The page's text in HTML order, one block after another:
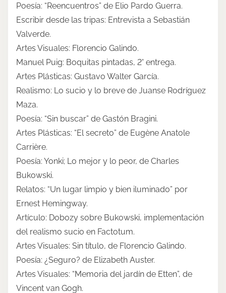
Poesía: “Reencuentros” de Elio Pardo Guerra.
Escribir desde las tripas: Entrevista a Sebastián
Valverde.
Artes Visuales: Florencio Galindo.
Manuel Puig: Boquitas pintadas, 2° entrega.
Artes Plásticas: Gustavo Walter García.
Realismo: Lo sucio y lo breve de Juanse Rodríguez
Maza.
Poesía: “Sin buscar” de Gastón Bragini.
Artes Plásticas: “El secreto” de Eugène Anatole
Carrière.
Poesía: Yonki; Lo mejor y lo peor, de Charles
Bukowski.
Relatos: “Un lugar limpio y bien iluminado” por
Ernest Hemingway.
Artículo: Dobozy sobre Bukowski, implementación
del realismo sucio en Factotum.
Artes Visuales: Sin título, de Florencio Galindo.
Poesía: ¿Seguro? de Elizabeth Auster.
Artes Visuales: “Memoria del jardín de Etten”, de
Vincent van Gogh.